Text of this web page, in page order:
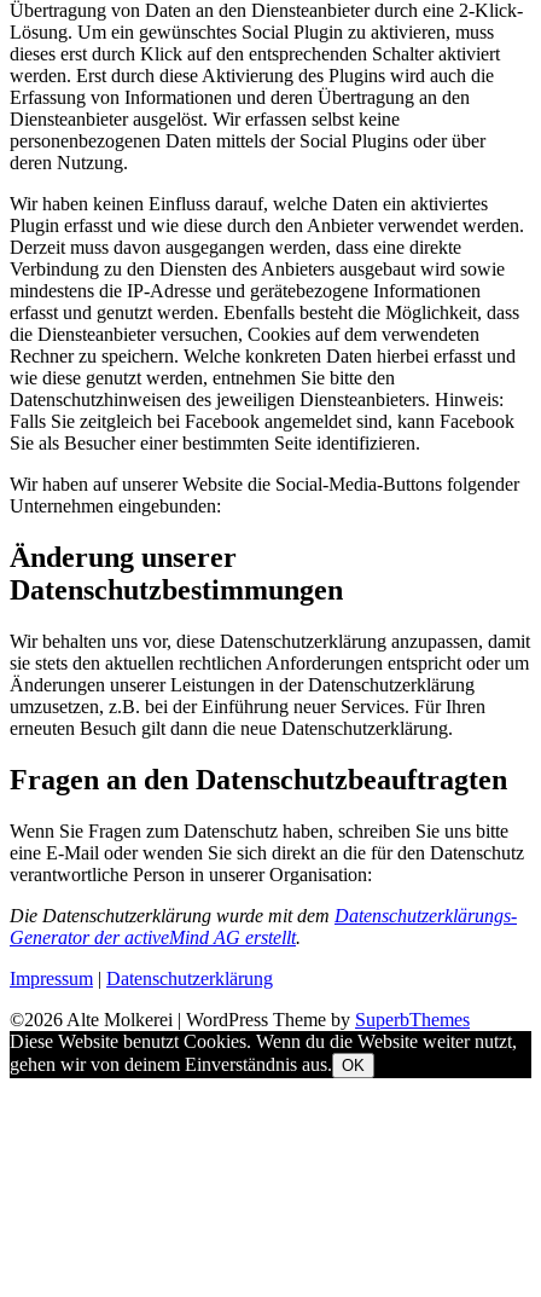
Übertragung von Daten an den Diensteanbieter durch eine 2-Klick-
Lösung. Um ein gewünschtes Social Plugin zu aktivieren, muss
dieses erst durch Klick auf den entsprechenden Schalter aktiviert
werden. Erst durch diese Aktivierung des Plugins wird auch die
Erfassung von Informationen und deren Übertragung an den
Diensteanbieter ausgelöst. Wir erfassen selbst keine
personenbezogenen Daten mittels der Social Plugins oder über
deren Nutzung.
Wir haben keinen Einfluss darauf, welche Daten ein aktiviertes
Plugin erfasst und wie diese durch den Anbieter verwendet werden.
Derzeit muss davon ausgegangen werden, dass eine direkte
Verbindung zu den Diensten des Anbieters ausgebaut wird sowie
mindestens die IP-Adresse und gerätebezogene Informationen
erfasst und genutzt werden. Ebenfalls besteht die Möglichkeit, dass
die Diensteanbieter versuchen, Cookies auf dem verwendeten
Rechner zu speichern. Welche konkreten Daten hierbei erfasst und
wie diese genutzt werden, entnehmen Sie bitte den
Datenschutzhinweisen des jeweiligen Diensteanbieters. Hinweis:
Falls Sie zeitgleich bei Facebook angemeldet sind, kann Facebook
Sie als Besucher einer bestimmten Seite identifizieren.
Wir haben auf unserer Website die Social-Media-Buttons folgender
Unternehmen eingebunden:
Änderung unserer
Datenschutzbestimmungen
Wir behalten uns vor, diese Datenschutzerklärung anzupassen, damit
sie stets den aktuellen rechtlichen Anforderungen entspricht oder um
Änderungen unserer Leistungen in der Datenschutzerklärung
umzusetzen, z.B. bei der Einführung neuer Services. Für Ihren
erneuten Besuch gilt dann die neue Datenschutzerklärung.
Fragen an den Datenschutzbeauftragten
Wenn Sie Fragen zum Datenschutz haben, schreiben Sie uns bitte
eine E-Mail oder wenden Sie sich direkt an die für den Datenschutz
verantwortliche Person in unserer Organisation:
Die Datenschutzerklärung wurde mit dem Datenschutzerklärungs-
Generator der activeMind AG erstellt.
Impressum | Datenschutzerklärung
©2026 Alte Molkerei | WordPress Theme by SuperbThemes
Diese Website benutzt Cookies. Wenn du die Website weiter nutzt,
gehen wir von deinem Einverständnis aus. OK